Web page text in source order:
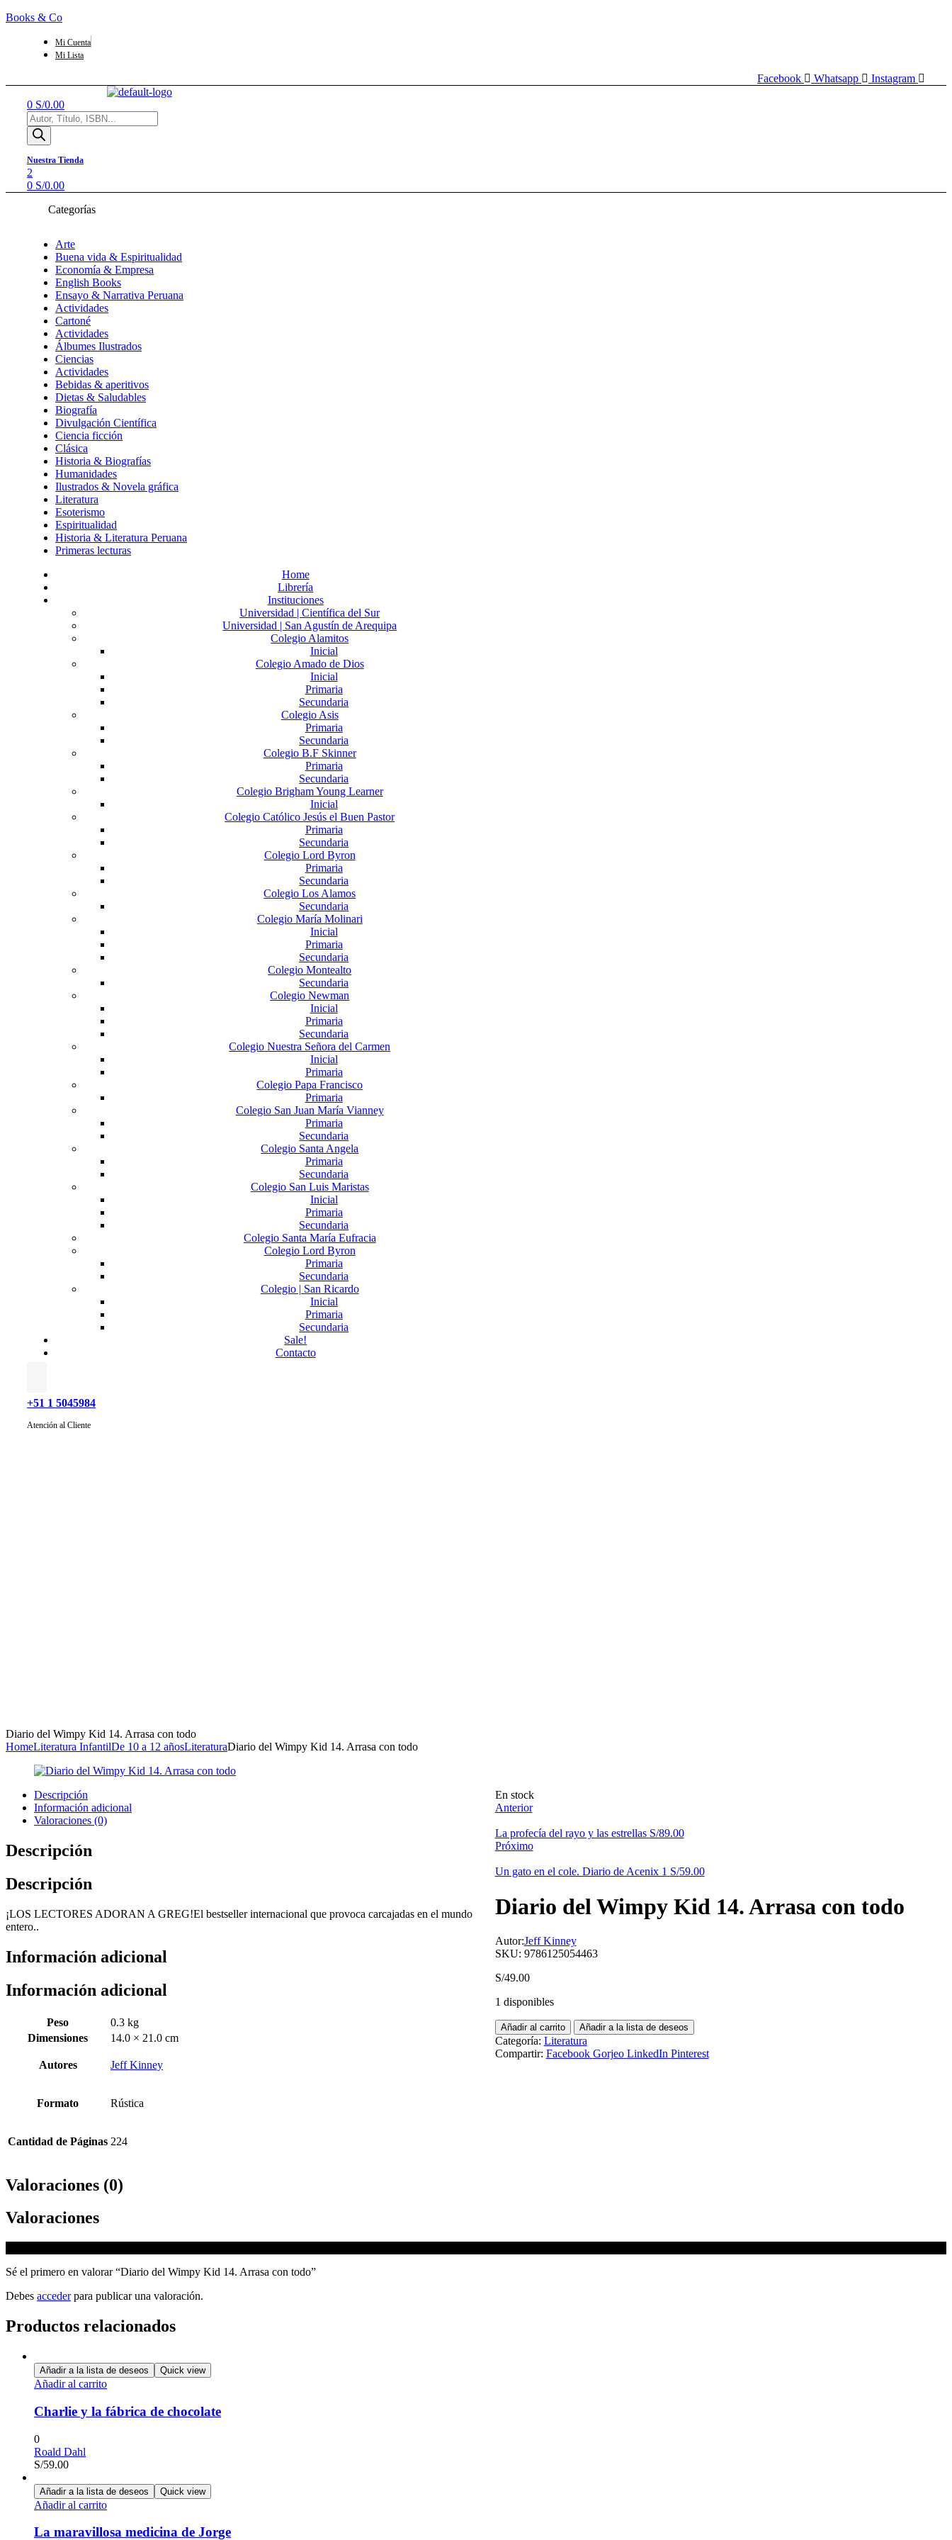
Books & Co
Mi Cuenta
Mi Lista
Facebook Whatsapp
Instagram
0 S/0.00
Búsqueda
de
productos
Nuestra Tienda
2
0 S/0.00
Categorías
Arte
Buena vida & Espiritualidad
Economía & Empresa
English Books
Ensayo & Narrativa Peruana
Actividades
Cartoné
Actividades
Álbumes Ilustrados
Ciencias
Actividades
Bebidas & aperitivos
Dietas & Saludables
Biografía
Divulgación Científica
Ciencia ficción
Clásica
Historia & Biografías
Humanidades
Ilustrados & Novela gráfica
Literatura
Esoterismo
Espiritualidad
Historia & Literatura Peruana
Primeras lecturas
Home
Librería
Instituciones
Universidad | Científica del Sur
Universidad | San Agustín de Arequipa
Colegio Alamitos
Inicial
Colegio Amado de Dios
Inicial
Primaria
Secundaria
Colegio Asis
Primaria
Secundaria
Colegio B.F Skinner
Primaria
Secundaria
Colegio Brigham Young Learner
Inicial
Colegio Católico Jesús el Buen Pastor
Primaria
Secundaria
Colegio Lord Byron
Primaria
Secundaria
Colegio Los Alamos
Secundaria
Colegio María Molinari
Inicial
Primaria
Secundaria
Colegio Montealto
Secundaria
Colegio Newman
Inicial
Primaria
Secundaria
Colegio Nuestra Señora del Carmen
Inicial
Primaria
Colegio Papa Francisco
Primaria
Colegio San Juan María Vianney
Primaria
Secundaria
Colegio Santa Angela
Primaria
Secundaria
Colegio San Luis Maristas
Inicial
Primaria
Secundaria
Colegio Santa María Eufracia
Colegio Lord Byron
Primaria
Secundaria
Colegio | San Ricardo
Inicial
Primaria
Secundaria
Sale!
Contacto
+51 1 5045984
Atención al Cliente
Diario del Wimpy Kid 14. Arrasa con todo
HomeLiteratura InfantilDe 10 a 12 añosLiteraturaDiario del Wimpy Kid 14. Arrasa con todo
Disponibilidad:
En stock
Anterior
La profecía del rayo y las estrellas S/89.00
Próximo
Un gato en el cole. Diario de Acenix 1 S/59.00
Diario del Wimpy Kid 14. Arrasa con todo
Autor:Jeff Kinney
SKU: 9786125054463
S/49.00
1 disponibles
Añadir al carrito Añadir a la lista de deseos
Categoría: Literatura
Compartir: Facebook Gorjeo LinkedIn Pinterest
Descripción
Información adicional
Valoraciones (0)
Descripción
Descripción
¡LOS LECTORES ADORAN A GREG!El bestseller internacional que provoca carcajadas en el mundo
entero..
Información adicional
Información adicional
Peso
0.3 kg
Dimensiones
14.0 × 21.0 cm
Autores Jeff Kinney
Formato Rústica
Cantidad de Páginas 224
Valoraciones (0)
Valoraciones
Sé el primero en valorar “Diario del Wimpy Kid 14. Arrasa con todo”
Debes accederpara publicar una valoración.
Productos relacionados
Añadir a la lista de deseos Quick view
Añadir al carrito
Charlie y la fábrica de chocolate
0
Roald Dahl
S/59.00
Añadir a la lista de deseos Quick view
Añadir al carrito
La maravillosa medicina de Jorge